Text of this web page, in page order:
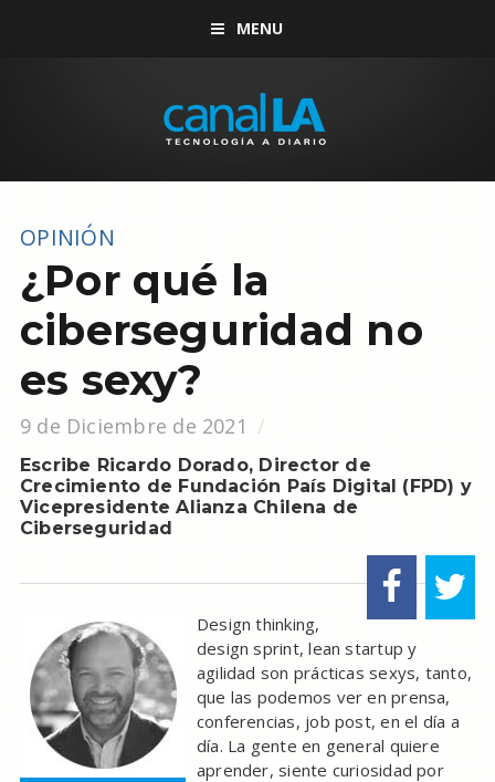
MENU
OPINIÓN
¿Por qué la
ciberseguridad no
es sexy?
9 de Diciembre de 2021
Escribe Ricardo Dorado, Director de
Crecimiento de Fundación País Digital (FPD) y
Vicepresidente Alianza Chilena de
Ciberseguridad
Design thinking,
design sprint, lean startup y
agilidad son prácticas sexys, tanto,
que las podemos ver en prensa,
conferencias, job post, en el día a
día. La gente en general quiere
aprender, siente curiosidad por